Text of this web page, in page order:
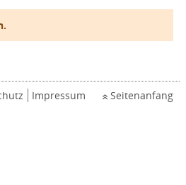
Impressum Seitenanfang